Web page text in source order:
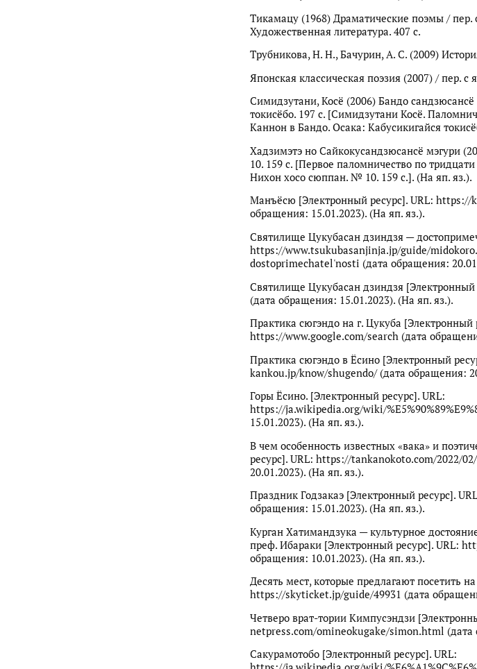
Тикамацу (1968) Драматические поэмы /
Художественная литература. 407 с.
Трубникова, Н. Н., Бачурин, А. С. (2009)
Японская классическая поэзия (2007) / пер.
Симидзутани, Косё (2006) Бандо
токисёбо. 197 с. [Симидзутани Косё.
Каннон в Бандо. Осака: Кабусикигайся
Хадзимэтэ но Сайкокусандзюсансё мэгури
10. 159 с. [Первое паломничество по
Нихон хосо сюппан. № 10. 159 с.]. (На яп. яз.).
Манъёсю [Электронный ресурс]. URL: https://
обращения: 15.01.2023). (На яп. яз.).
Святилище Цукубасан дзиндзя —
https://www.tsukubasanjinja.jp/guide/
dostoprimechatel'nosti (дата обращения:
Святилище Цукубасан дзиндзя
(дата обращения: 15.01.2023). (На яп. яз.).
Практика сюгэндо на г. Цукуба [Электронный
https://www.google.com/search (дата
Практика сюгэндо в Ёсино [Электронный
kankou.jp/know/shugendo/ (дата обращения:
Горы Ёсино. [Электронный ресурс]. URL:
https://ja.wikipedia.org/wiki/
15.01.2023). (На яп. яз.).
В чем особенность известных «вака» и
ресурс]. URL: https://tankanokoto.com/2022/
20.01.2023). (На яп. яз.).
Праздник Годзакаэ [Электронный ресурс].
обращения: 15.01.2023). (На яп. яз.).
Курган Хатимандзука — культурное
преф. Ибараки [Электронный ресурс]. URL:
обращения: 10.01.2023). (На яп. яз.).
Десять мест, которые предлагают посетить
https://skyticket.jp/guide/49931 (дата
Четверо врат-тории Кимпусэндзи
netpress.com/omineokugake/simon.html (дата
Сакурамотобо [Электронный ресурс]. URL: